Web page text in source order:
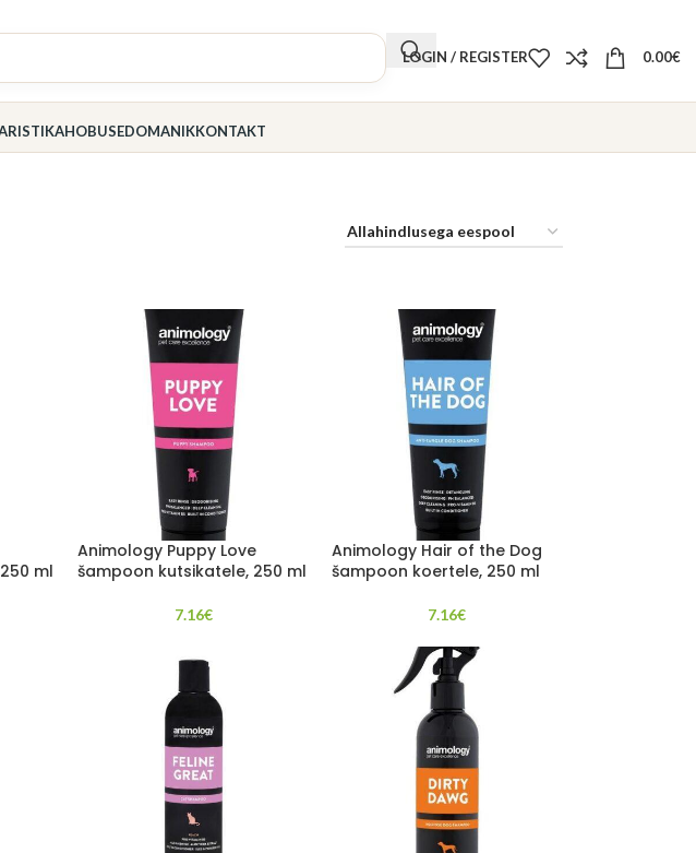
LOGIN / REGISTER 0.00€
HOBUSEDOMANIKKONTAKT
ml
Animology Puppy Love
šampoon kutsikatele, 250 ml
7.16€
Animology Hair of the Dog
šampoon koertele, 250 ml
7.16€